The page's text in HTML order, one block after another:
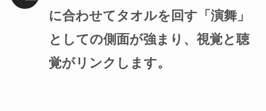
に合わせてタオルを回す「演舞」
としての側面が強まり、視覚と聴
覚がリンクします。